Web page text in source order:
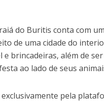
do Buritis conta com
de uma cidade do
brincadeiras, além de
ao lado de seus
pela